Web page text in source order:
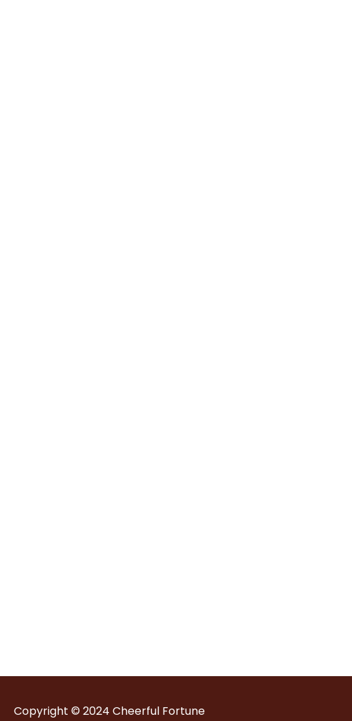
Copyright © 2024 Cheerful Fortune